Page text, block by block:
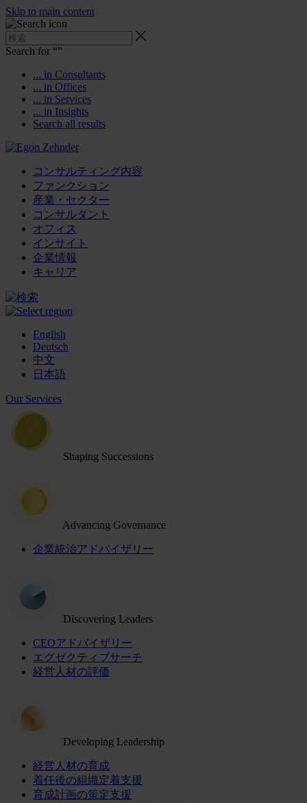
Skip to main content
Search for “”
... in Consultants
... in Offices
... in Services
... in Insights
Search all results
コンサルティング内容
ファンクション
産業・セクター
コンサルタント
オフィス
インサイト
企業情報
キャリア
English
Deutsch
中文
日本語
Our Services
Shaping Successions
Advancing Governance
企業統治アドバイザリー
Discovering Leaders
CEOアドバイザリー
エグゼクティブサーチ
経営人材の評価
Developing Leadership
経営人材の育成
着任後の組織定着支援
育成計画の策定支援